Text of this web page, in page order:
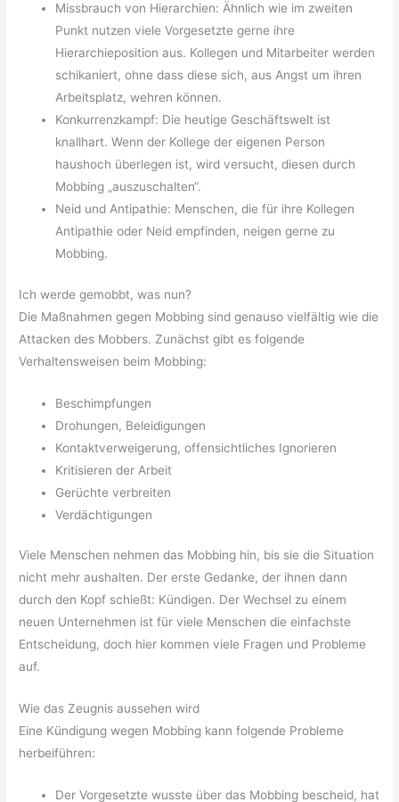
Missbrauch von Hierarchien: Ähnlich wie im zweiten
Punkt nutzen viele Vorgesetzte gerne ihre
Hierarchieposition aus. Kollegen und Mitarbeiter werden
schikaniert, ohne dass diese sich, aus Angst um ihren
Arbeitsplatz, wehren können.
Konkurrenzkampf: Die heutige Geschäftswelt ist
knallhart. Wenn der Kollege der eigenen Person
haushoch überlegen ist, wird versucht, diesen durch
Mobbing „auszuschalten“.
Neid und Antipathie: Menschen, die für ihre Kollegen
Antipathie oder Neid empfinden, neigen gerne zu
Mobbing.
Ich werde gemobbt, was nun?
Die Maßnahmen gegen Mobbing sind genauso vielfältig wie die
Attacken des Mobbers. Zunächst gibt es folgende
Verhaltensweisen beim Mobbing:
Beschimpfungen
Drohungen, Beleidigungen
Kontaktverweigerung, offensichtliches Ignorieren
Kritisieren der Arbeit
Gerüchte verbreiten
Verdächtigungen
Viele Menschen nehmen das Mobbing hin, bis sie die Situation
nicht mehr aushalten. Der erste Gedanke, der ihnen dann
durch den Kopf schießt: Kündigen. Der Wechsel zu einem
neuen Unternehmen ist für viele Menschen die einfachste
Entscheidung, doch hier kommen viele Fragen und Probleme
auf.
Wie das Zeugnis aussehen wird
Eine Kündigung wegen Mobbing kann folgende Probleme
herbeiführen:
Der Vorgesetzte wusste über das Mobbing bescheid, hat